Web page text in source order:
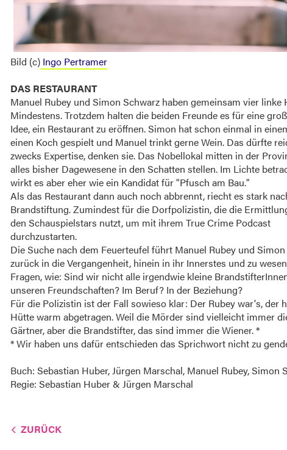
Bild (c) Ingo Pertramer
DAS RESTAURANT
Manuel Rubey und Simon Schwarz haben gemeinsam vier linke
Mindestens. Trotzdem halten die beiden Freunde es für eine
Idee, ein Restaurant zu eröffnen. Simon hat schon einmal in
einen Koch gespielt und Manuel trinkt gerne Wein. Das dürfte
zwecks Expertise, denken sie. Das Nobellokal mitten in der
alles bisher Dagewesene in den Schatten stellen. Im Lichte
wirkt es aber eher wie ein Kandidat für "Pfusch am Bau."
Als das Restaurant dann auch noch abbrennt, riecht es stark
Brandstiftung. Zumindest für die Dorfpolizistin, die die
den Schauspielstars nutzt, um mit ihrem True Crime Podcast
durchzustarten.
Die Suche nach dem Feuerteufel führt Manuel Rubey und
zurück in die Vergangenheit, hinein in ihr Innerstes und zu
Fragen, wie: Sind wir nicht alle irgendwie kleine
unseren Freundschaften? Im Beruf? In der Beziehung?
Für die Polizistin ist der Fall sowieso klar: Der Rubey war's, der
Hütte warm abgetragen. Weil die Mörder sind vielleicht immer
Gärtner, aber die Brandstifter, das sind immer die Wiener. *
* Wir haben uns dafür entschieden das Sprichwort nicht zu
Buch: Sebastian Huber, Jürgen Marschal, Manuel Rubey, Simon
Regie: Sebastian Huber & Jürgen Marschal
ZURÜCK